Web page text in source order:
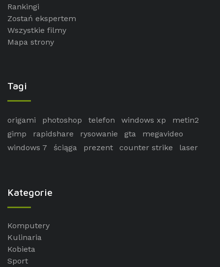
Rankingi
Zostań ekspertem
Wszystkie filmy
Mapa strony
Tagi
origami photoshop telefon windows xp
metin2
gimp
rapidshare rysowanie gta
megavideo
windows 7
ściąga prezent counter strike laser
Kategorie
Komputery
Kulinaria
Kobieta
Sport